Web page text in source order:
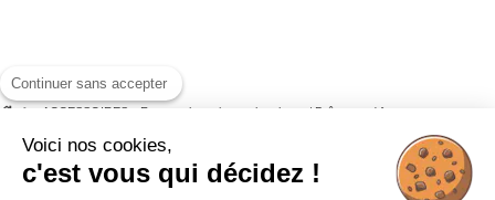
> ACCESSOIRES Formwork stationery box large / Boîte grand format
Continuer sans accepter
Voici nos cookies,
c'est vous qui décidez !